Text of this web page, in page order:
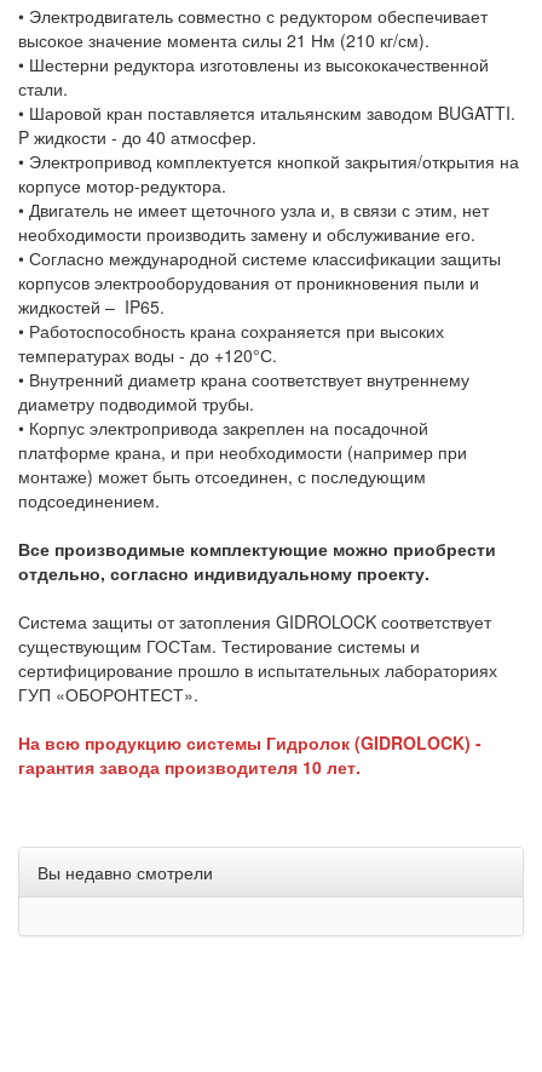
• Электродвигатель совместно с редуктором обеспечивает
высокое значение момента силы 21 Нм (210 кг/см).
• Шестерни редуктора изготовлены из высококачественной
стали.
• Шаровой кран поставляется итальянским заводом BUGATTI.
P жидкости - до 40 атмосфер.
• Электропривод комплектуется кнопкой закрытия/открытия на
корпусе мотор-редуктора.
• Двигатель не имеет щеточного узла и, в связи с этим, нет
необходимости производить замену и обслуживание его.
• Согласно международной системе классификации защиты
корпусов электрооборудования от проникновения пыли и
жидкостей – IP65.
• Работоспособность крана сохраняется при высоких
температурах воды - до +120°С.
• Внутренний диаметр крана соответствует внутреннему
диаметру подводимой трубы.
• Корпус электропривода закреплен на посадочной
платформе крана, и при необходимости (например при
монтаже) может быть отсоединен, с последующим
подсоединением.
Все производимые комплектующие можно приобрести
отдельно, согласно индивидуальному проекту.
Система защиты от затопления GIDROLOCK соответствует
существующим ГОСТам. Тестирование системы и
сертифицирование прошло в испытательных лабораториях
ГУП «ОБОРОНТЕСТ».
На всю продукцию системы Гидролок (GIDROLOCK) -
гарантия завода производителя 10 лет.
Вы недавно смотрели